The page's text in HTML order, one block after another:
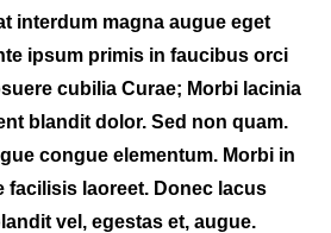
interdum magna augue eget
ipsum primis in faucibus orci
cubilia Curae; Morbi lacinia
blandit dolor. Sed non quam.
congue elementum. Morbi in
facilisis laoreet. Donec lacus
vel, egestas et, augue.